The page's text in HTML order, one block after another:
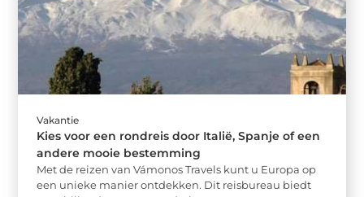
Vakantie
Kies voor een rondreis door Italië, Spanje of een
andere mooie bestemming
Met de reizen van Vámonos Travels kunt u Europa op
een unieke manier ontdekken. Dit reisbureau biedt